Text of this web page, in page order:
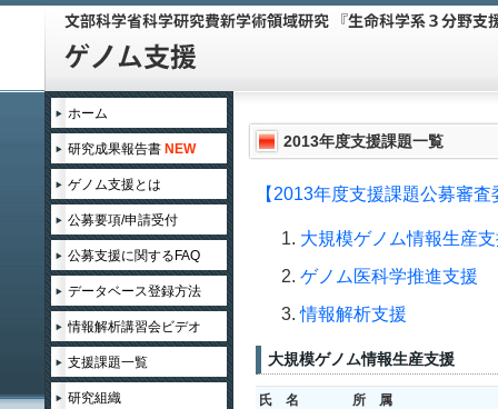
2013年度支援課題一覧
【2013年度支援課題公募審査
大規模ゲノム情報生産
ゲノム医科学推進支援
情報解析支援
大規模ゲノム情報生産支援
氏 名 所 属
ホーム
研究成果報告書 NEW
ゲノム支援とは
公募要項/申請受付
公募支援に関するFAQ
データベース登録方法
情報解析講習会ビデオ
支援課題一覧
領域企画課題
研究組織